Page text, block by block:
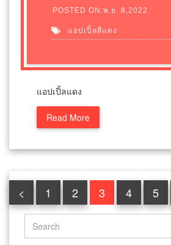
POSTED ON:พ.ย. 8,2022
แอปเปิ้ลสีแดง
แอปเปิ้ลแดง
Read More
< 1 2 3 4 5